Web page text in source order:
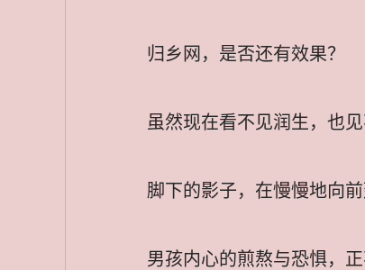
归乡网，是否还有效果？
虽然现在看不见润生，也
脚下的影子，在慢慢地向
男孩内心的煎熬与恐惧，正